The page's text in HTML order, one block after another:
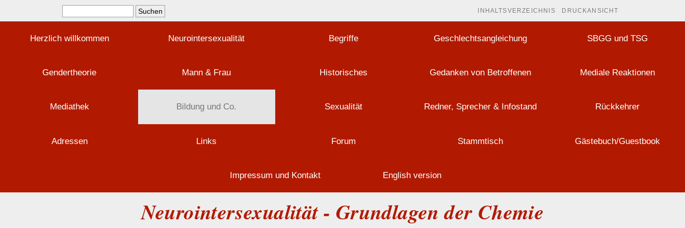
INHALTSVERZEICHNIS DRUCKANSICHT
Herzlich willkommen Neurointersexualität Begriffe Geschlechtsangleichung SBGG und TSG
Gendertheorie Mann & Frau Historisches Gedanken von Betroffenen Mediale Reaktionen
Mediathek Bildung und Co. Sexualität Redner, Sprecher & Infostand Rückkehrer
Adressen Links Forum Stammtisch Gästebuch/Guestbook
Impressum und Kontakt English version
Neurointersexualität - Grundlagen der Chemie